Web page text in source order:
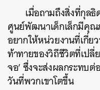
เมื่อถามถึงสิ่งที่กุล
ศูนย์พัฒนาเด็กเล็กมีคุณ
อยากให้หน่วยงานที่เกี่ย
ท้าทายของวิถีชีวิตที่เปลี่
จอ’ ซึ่งจะส่งผลกระทบต่
วันที่พวกเขาโตขึ้น